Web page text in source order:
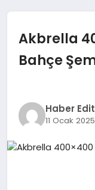
MEGA MENÜ
TEKNOLOJI
İŞ DÜNYASI
Akbrella
Bahçe
Haber
11 Ocak 2025